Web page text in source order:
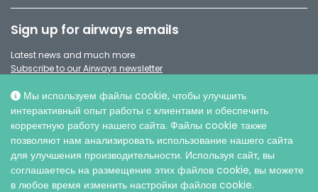
Мы используем файлы cookie, чтобы улучшить
интерактивный опыт работы с клиентами и обеспечить
корректную работу нашего сайта. Файлы cookie также
позволяют нам анализировать использование нашего сайта
для улучшения производительности. Используя сайт, вы
соглашаетесь на размещение этих файлов cookie, вы можете
в любое время изменить настройки файлов cookie.
Sign up for airways emails
Latest news and much more.
Subscribe to our Airways newsletter